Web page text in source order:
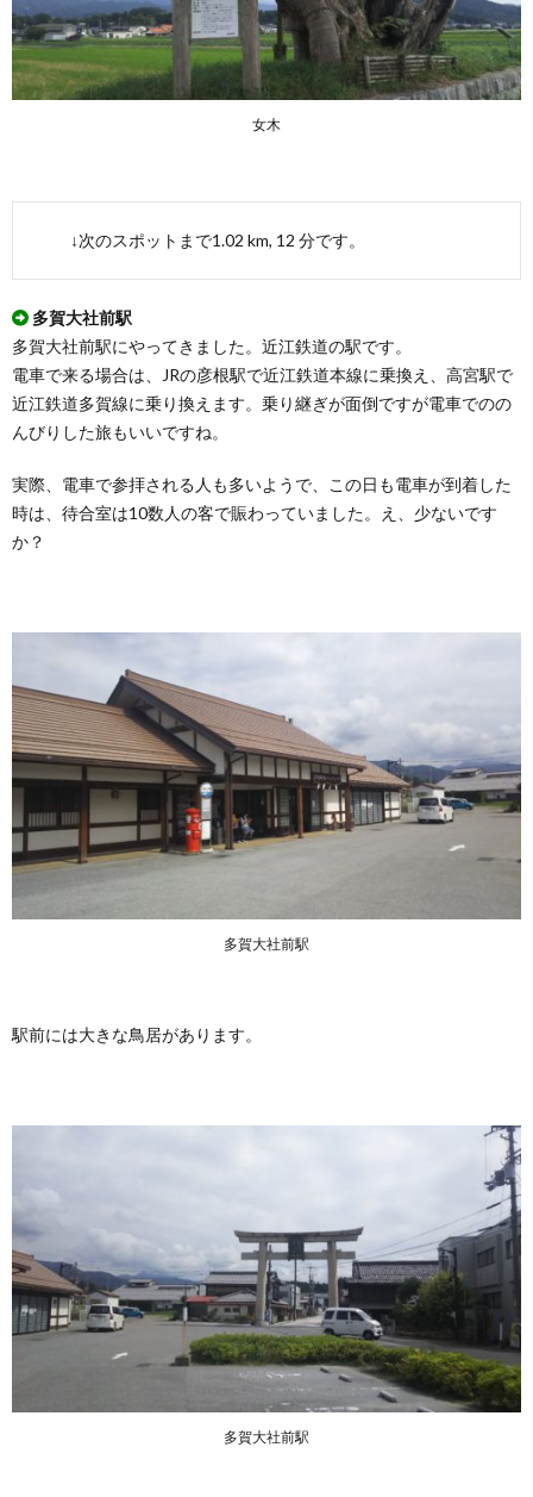
女木
↓次のスポットまで1.02 km, 12 分です。
多賀大社前駅
多賀大社前駅にやってきました。近江鉄道の駅です。
電車で来る場合は、JRの彦根駅で近江鉄道本線に乗換え、高宮駅で
近江鉄道多賀線に乗り換えます。乗り継ぎが面倒ですが電車でのの
んびりした旅もいいですね。
実際、電車で参拝される人も多いようで、この日も電車が到着した
時は、待合室は10数人の客で賑わっていました。え、少ないです
か？
多賀大社前駅
駅前には大きな鳥居があります。
多賀大社前駅